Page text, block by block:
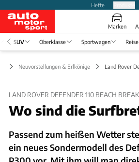
Hefte
Marken
SUV Oberklasse Sportwagen Reise
Neuvorstellungen & Erlkönige Land Rover
LAND ROVER DEFENDER 110 BEACH
Wo sind die
Passend zum heißen Wetter
ein neues Sondermodell des